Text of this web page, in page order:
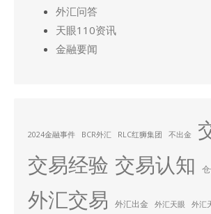
外汇问答
天眼110资讯
金融要闻
2024金融事件 BCR外汇 RLC红狮集团 不出金
交易经验 交易认知
外汇交易 外汇出金 外汇天眼 外汇